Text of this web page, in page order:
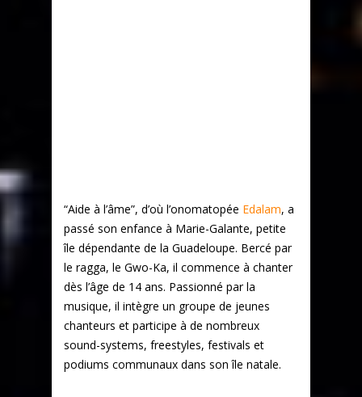
“Aide à l’âme”, d’où l’onomatopée Edalam, a
passé son enfance à Marie-Galante, petite
île dépendante de la Guadeloupe. Bercé par
le ragga, le Gwo-Ka, il commence à chanter
dès l’âge de 14 ans. Passionné par la
musique, il intègre un groupe de jeunes
chanteurs et participe à de nombreux
sound-systems, freestyles, festivals et
podiums communaux dans son île natale.